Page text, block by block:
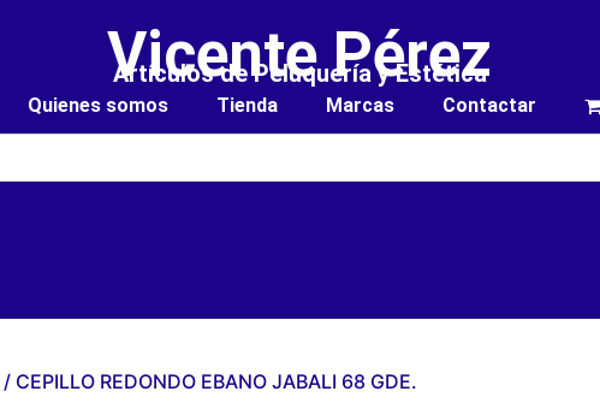
Vicente Pérez
Artículos de Peluquería y Estética
Quienes somos Tienda Marcas Contactar
/ CEPILLO REDONDO EBANO JABALI 68 GDE.